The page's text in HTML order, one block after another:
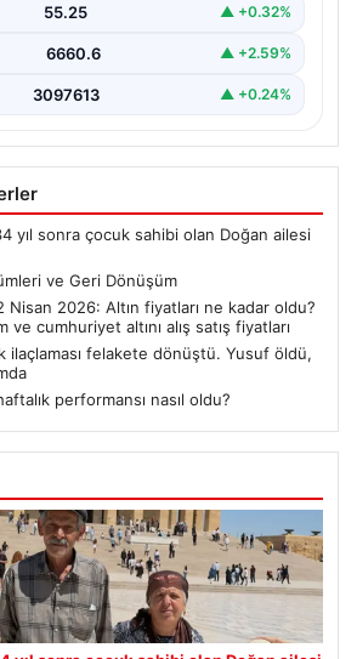
55.25 ▲ +0.32%
6660.6 ▲ +2.59%
3097613 ▲ +0.24%
yıl sonra çocuk sahibi olan Doğan ailesi
ve Geri Dönüşüm
Nisan 2026: Altın fiyatları ne kadar oldu?
ve cumhuriyet altını alış satış fiyatları
ilaçlaması felakete dönüştü. Yusuf öldü,
performansı nasıl oldu?